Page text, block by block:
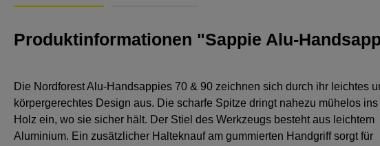
Produktinformationen "Sappie Alu-
Die Nordforest Alu-Handsappies 70 & 90 zeichnen sich durch ihr leichtes
körpergerechtes Design aus. Die scharfe Spitze dringt nahezu mühelos ins
Holz ein, wo sie sicher hält. Der Stiel des Werkzeugs besteht aus leichtem
Aluminium. Ein zusätzlicher Halteknauf am gummierten Handgriff sorgt für